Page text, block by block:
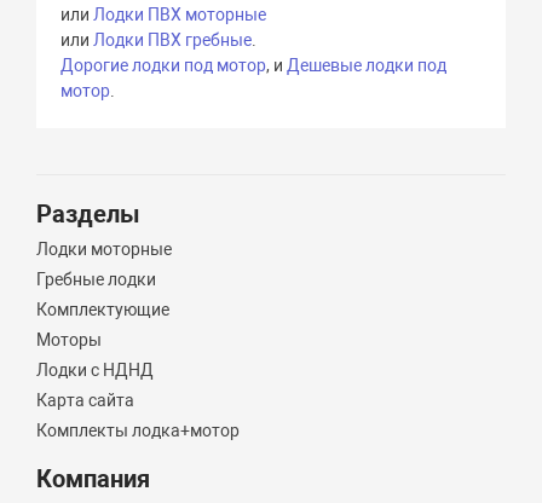
или Лодки ПВХ моторные
или Лодки ПВХ гребные
Дорогие лодки под мотор, и Дешевые лодки под
мотор
Разделы
Лодки моторные
Гребные лодки
Комплектующие
Моторы
Лодки с НДНД
Карта сайта
Комплекты лодка+мотор
Компания